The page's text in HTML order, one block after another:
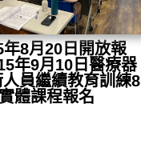
年8月20日開放報
年9月10日醫療器
員繼續教育訓練8
體課程報名